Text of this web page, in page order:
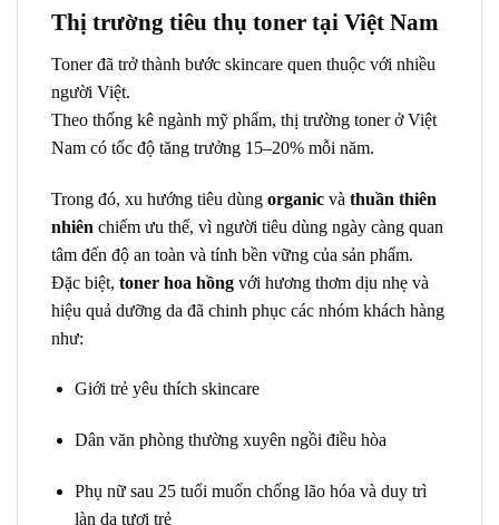
Thị trường tiêu thụ toner tại Việt Nam
Toner đã trở thành bước skincare quen thuộc với nhiều
người Việt.
Theo thống kê ngành mỹ phẩm, thị trường toner ở Việt
Nam có tốc độ tăng trưởng 15–20% mỗi năm.
Trong đó, xu hướng tiêu dùng organic và thuần thiên
nhiên chiếm ưu thế, vì người tiêu dùng ngày càng quan
tâm đến độ an toàn và tính bền vững của sản phẩm.
Đặc biệt, toner hoa hồng với hương thơm dịu nhẹ và
hiệu quả dưỡng da đã chinh phục các nhóm khách hàng
như:
Giới trẻ yêu thích skincare
Dân văn phòng thường xuyên ngồi điều hòa
Phụ nữ sau 25 tuổi muốn chống lão hóa và duy trì
làn da tươi trẻ